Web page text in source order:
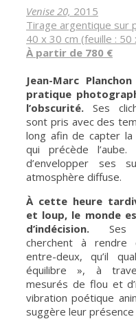
Venise 20, 2015
Tirage argentique sur
40 x 30 cm (feuille : 50
À partir de 780 €
Jean-Marc
pratique
l’obscurité. Ses
sont pris avec des
long afin de capter la
qui précède
d’envelopper ses
atmosphère diffuse.
À cette heure
et loup, le monde
d’indécision. Ses
cherchent à
entre-deux, qu’il
équilibre », à
mesurés de flou et
vibration poétique
suggère leur